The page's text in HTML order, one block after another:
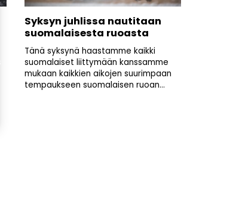
Syksyn juhlissa nautitaan
suomalaisesta ruoasta
Tänä syksynä haastamme kaikki
suomalaiset liittymään kanssamme
mukaan kaikkien aikojen suurimpaan
tempaukseen suomalaisen ruoan...